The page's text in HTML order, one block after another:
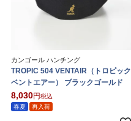
カンゴール ハンチング
TROPIC 504 VENTAIR（トロピック
ベントエアー） ブラックゴールド
8,030
税込
春夏
再入荷